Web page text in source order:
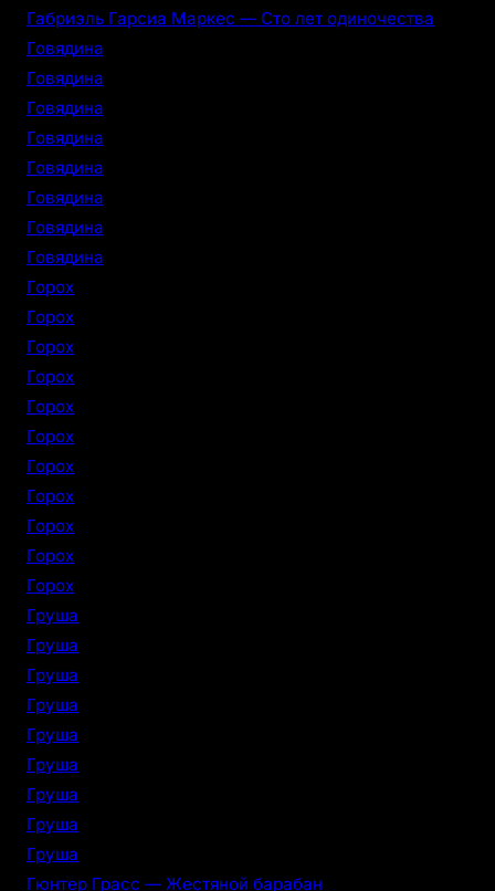
Габриэль Гарсиа Маркес — Сто лет одиночества
Говядина
Говядина
Говядина
Говядина
Говядина
Говядина
Говядина
Говядина
Горох
Горох
Горох
Горох
Горох
Горох
Горох
Горох
Горох
Горох
Горох
Груша
Груша
Груша
Груша
Груша
Груша
Груша
Груша
Груша
Гюнтер Грасс — Жестяной барабан